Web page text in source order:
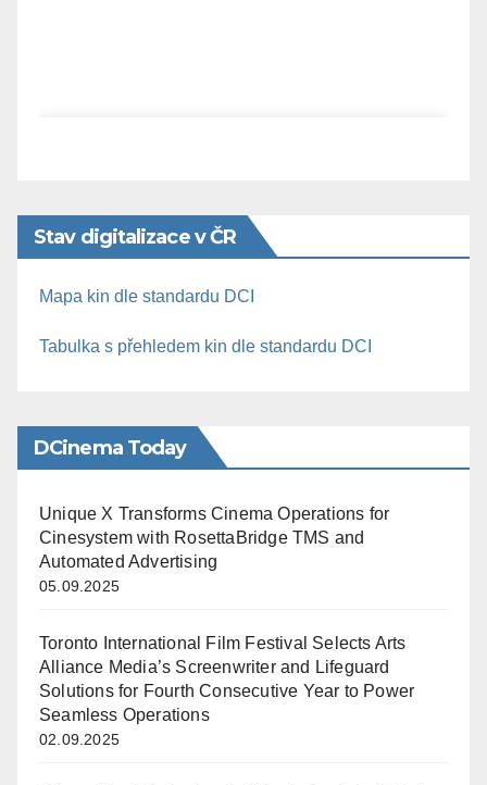
Stav digitalizace v ČR
Mapa kin dle standardu DCI
Tabulka s přehledem kin dle standardu DCI
DCinema Today
Unique X Transforms Cinema Operations for
Cinesystem with RosettaBridge TMS and
Automated Advertising
05.09.2025
Toronto International Film Festival Selects Arts
Alliance Media’s Screenwriter and Lifeguard
Solutions for Fourth Consecutive Year to Power
Seamless Operations
02.09.2025